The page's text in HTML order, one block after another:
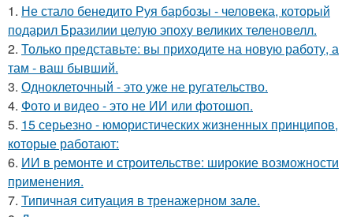
1. Не стало бенедито Руя барбозы - человека, который
подарил Бразилии целую эпоху великих теленовелл.
2. Только представьте: вы приходите на новую работу, а
там - ваш бывший.
3. Одноклеточный - это уже не ругательство.
4. Фото и видео - это не ИИ или фотошоп.
5. 15 серьезно - юмористических жизненных принципов,
которые работают:
6. ИИ в ремонте и строительстве: широкие возможности
применения.
7. Типичная ситуация в тренажерном зале.